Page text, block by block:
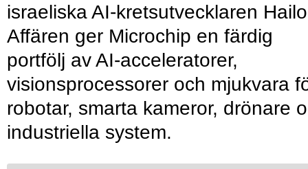
israeliska AI-kretsutvecklaren
Affären ger Microchip en färdig
portfölj av AI-acceleratorer,
visionsprocessorer och mjukvara
robotar, smarta kameror, drönare
industriella system.